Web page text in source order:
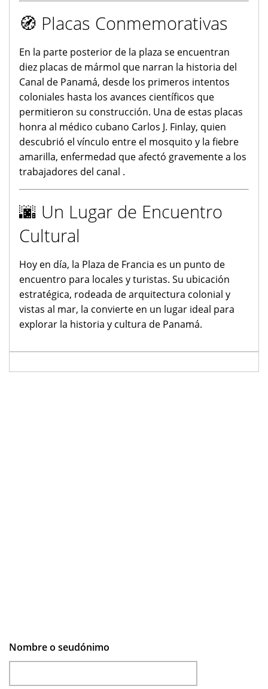
🧭 Placas Conmemorativas
En la parte posterior de la plaza se encuentran
diez placas de mármol que narran la historia del
Canal de Panamá, desde los primeros intentos
coloniales hasta los avances científicos que
permitieron su construcción. Una de estas placas
honra al médico cubano Carlos J. Finlay, quien
descubrió el vínculo entre el mosquito y la fiebre
amarilla, enfermedad que afectó gravemente a los
trabajadores del canal .
🌆 Un Lugar de Encuentro
Cultural
Hoy en día, la Plaza de Francia es un punto de
encuentro para locales y turistas. Su ubicación
estratégica, rodeada de arquitectura colonial y
vistas al mar, la convierte en un lugar ideal para
explorar la historia y cultura de Panamá.
Nombre o seudónimo